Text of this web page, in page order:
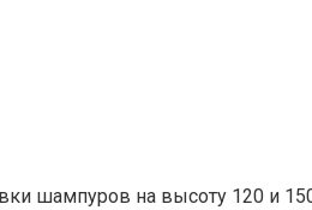
шампуров на высоту 120 и